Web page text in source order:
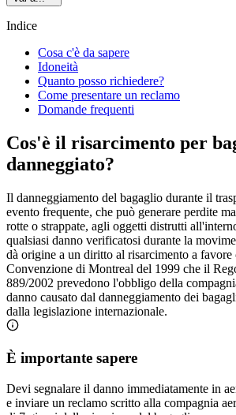
Indice
Cosa c'è da sapere
Idoneità
Quanto posso richiedere?
Come presentare un reclamo
Domande frequenti
Cos'è il risarcimento per
danneggiato?
Il danneggiamento del bagaglio durante il
evento frequente, che può generare perdite
rotte o strappate, agli oggetti distrutti
qualsiasi danno verificatosi durante la
dà origine a un diritto al risarcimento a favore
Convenzione di Montreal del 1999 che il
889/2002 prevedono l'obbligo della
danno causato dal danneggiamento dei
dalla legislazione internazionale.
È importante sapere
Devi segnalare il danno immediatamente in
e inviare un reclamo scritto alla compagnia